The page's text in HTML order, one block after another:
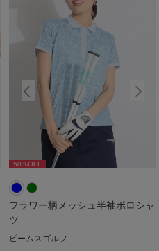
50%OFF
フラワー柄メッシュ半袖ポロシャ
ツ
ビームスゴルフ